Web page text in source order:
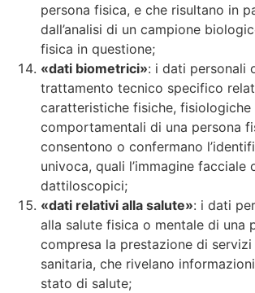
persona fisica, e che risultano in
dall’analisi di un campione
fisica in questione;
«dati biometrici»: i dati personali
trattamento tecnico specifico
caratteristiche fisiche, fisiologiche
comportamentali di una persona
consentono o confermano
univoca, quali l’immagine facciale
dattiloscopici;
«dati relativi alla salute»: i dati
alla salute fisica o mentale di una
compresa la prestazione di servizi
sanitaria, che rivelano
stato di salute;